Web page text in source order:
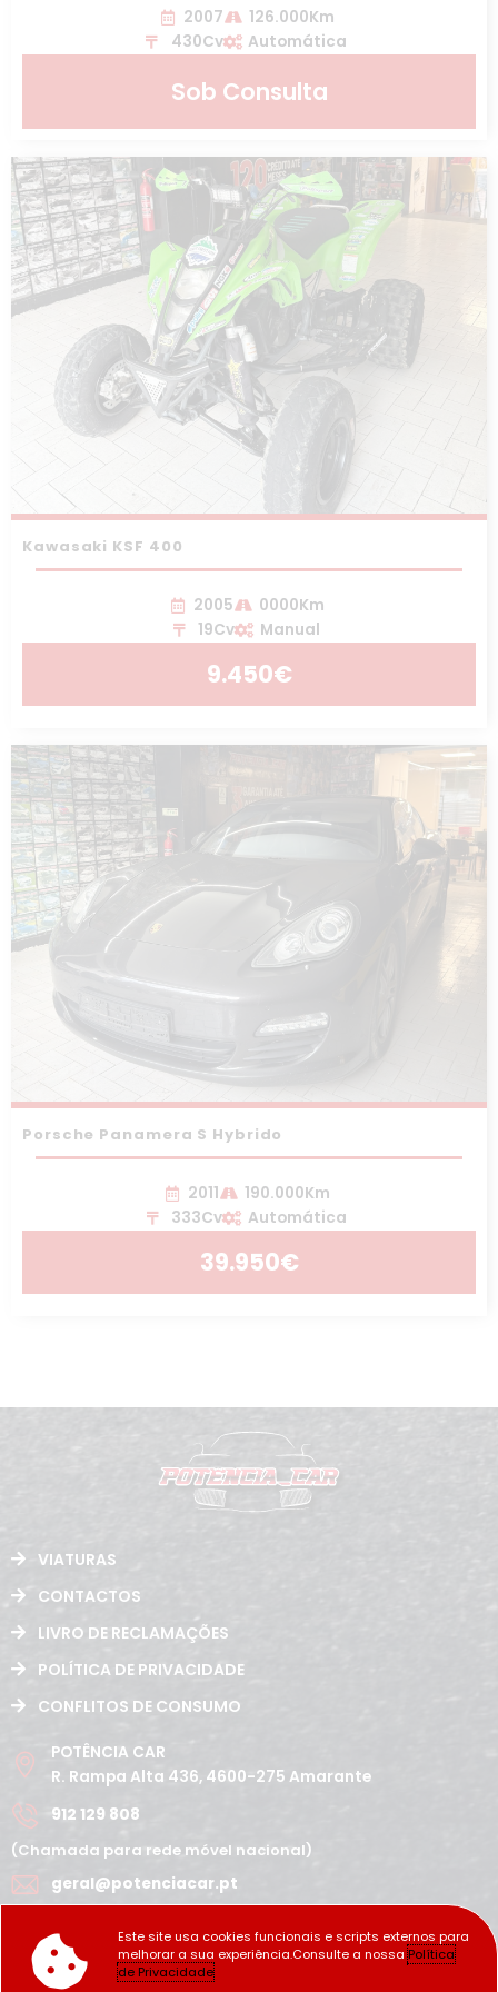
2007
126.000Km
430Cv
Automática
Sob Consulta
Kawasaki KSF 400
2005
0000Km
19Cv
Manual
9.450€
Porsche Panamera S Hybrido
2011
190.000Km
333Cv
Automática
39.950€
VIATURAS
CONTACTOS
LIVRO DE RECLAMAÇÕES
POLÍTICA DE PRIVACIDADE
CONFLITOS DE CONSUMO
POTÊNCIA CAR
R. Rampa Alta 436, 4600-275 Amarante
912 129 808
(Chamada para rede móvel nacional)
geral@potenciacar.pt
10:00h - 12:30h | 14h 19:30h
Domingo
Este site usa cookies funcionais e scripts externos para
melhorar a sua experiência.Consulte a nossaPolítica
de Privacidade